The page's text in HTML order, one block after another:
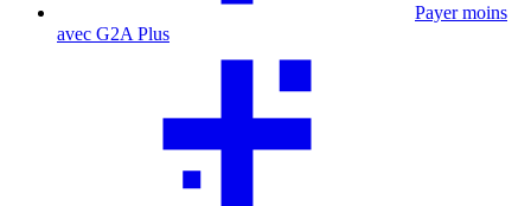
Payer moins
avec G2A Plus